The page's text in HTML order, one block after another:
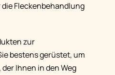
Fleckenbehandlung
zur
bestens gerüstet, um
Ihnen in den Weg